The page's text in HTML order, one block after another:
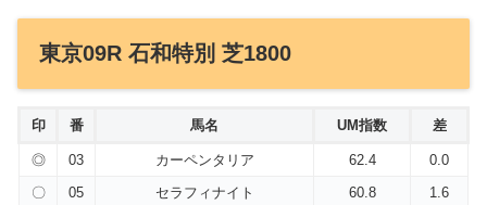
東京09R 石和特別 芝1800
印 番 馬名 UM指数 差
◎ 03 カーペンタリア 62.4
0.0
〇
05 セラフィナイト 60.8
1.6